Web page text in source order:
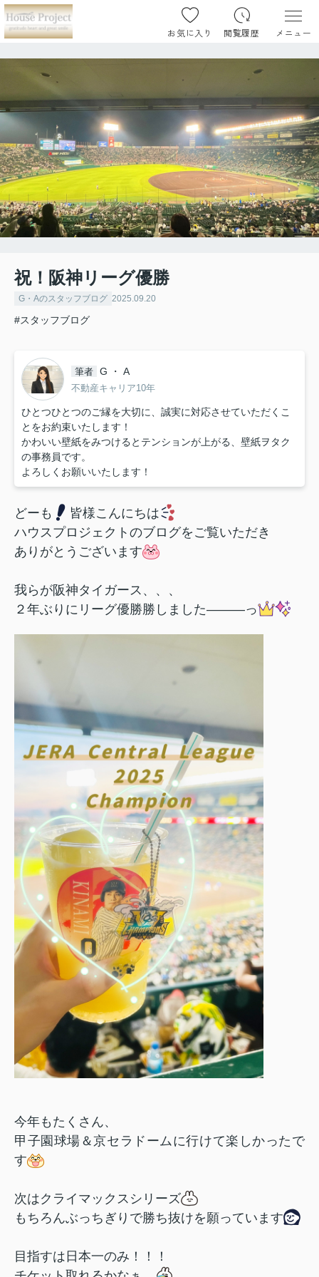
お気に入り 閲覧履歴 メニュー
祝！阪神リーグ優勝
G・Aのスタッフブログ 2025.09.20
#スタッフブログ
筆者 G ・ A
不動産キャリア10年
ひとつひとつのご縁を大切に、誠実に対応させていただくこ
とをお約束いたします！
かわいい壁紙をみつけるとテンションが上がる、壁紙ヲタク
の事務員です。
よろしくお願いいたします！
どーも
皆様こんにちは
ハウスプロジェクトのブログをご覧いただき
ありがとうございます
我らが阪神タイガース、、、
２年ぶりにリーグ優勝勝しました―――っ
今年もたくさん、
甲子園球場＆京セラドームに行けて楽しかったで
す
次はクライマックスシリーズ
もちろんぶっちぎりで勝ち抜けを願っています
目指すは日本一のみ！！！